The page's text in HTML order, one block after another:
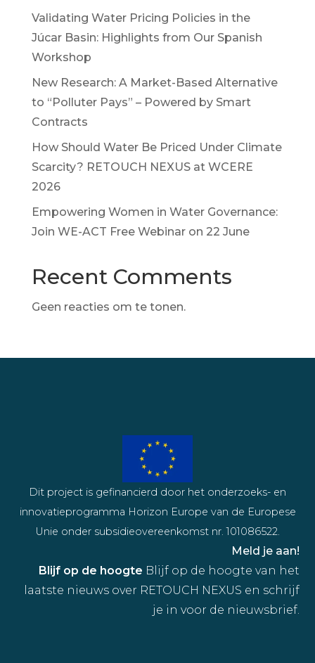
Validating Water Pricing Policies in the
Júcar Basin: Highlights from Our Spanish
Workshop
New Research: A Market-Based Alternative
to “Polluter Pays” – Powered by Smart
Contracts
How Should Water Be Priced Under Climate
Scarcity? RETOUCH NEXUS at WCERE
2026
Empowering Women in Water Governance:
Join WE-ACT Free Webinar on 22 June
Recent Comments
Geen reacties om te tonen.
Blijf op de hoogte Blijf op de hoogte van het
laatste nieuws over RETOUCH NEXUS en schrijf
je in voor de nieuwsbrief.
Meld je aan!
Dit project is gefinancierd door het onderzoeks- en
innovatieprogramma Horizon Europe van de Europese
Unie onder subsidieovereenkomst nr. 101086522.